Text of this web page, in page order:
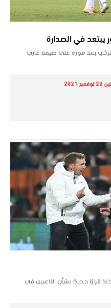
يبتعد في الصدارة
بعد فوزه على ضيفه ​غازي
قرارًا جديدًا بشأن اللاعبين في